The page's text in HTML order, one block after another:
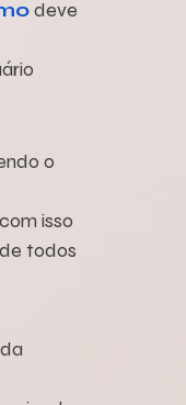
deve
o
isso
todos